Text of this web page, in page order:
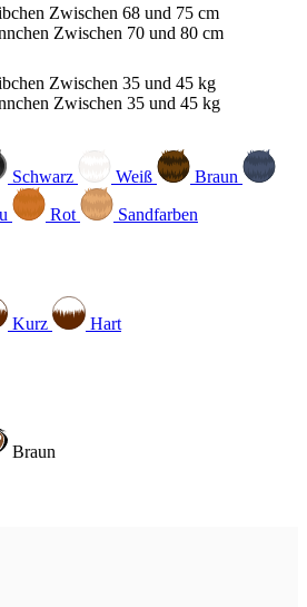
Zwischen 68 und 75 cm
Zwischen 70 und 80 cm
Zwischen 35 und 45 kg
Zwischen 35 und 45 kg
Schwarz Weiß
Braun
Rot Sandfarben
Kurz Hart
Braun